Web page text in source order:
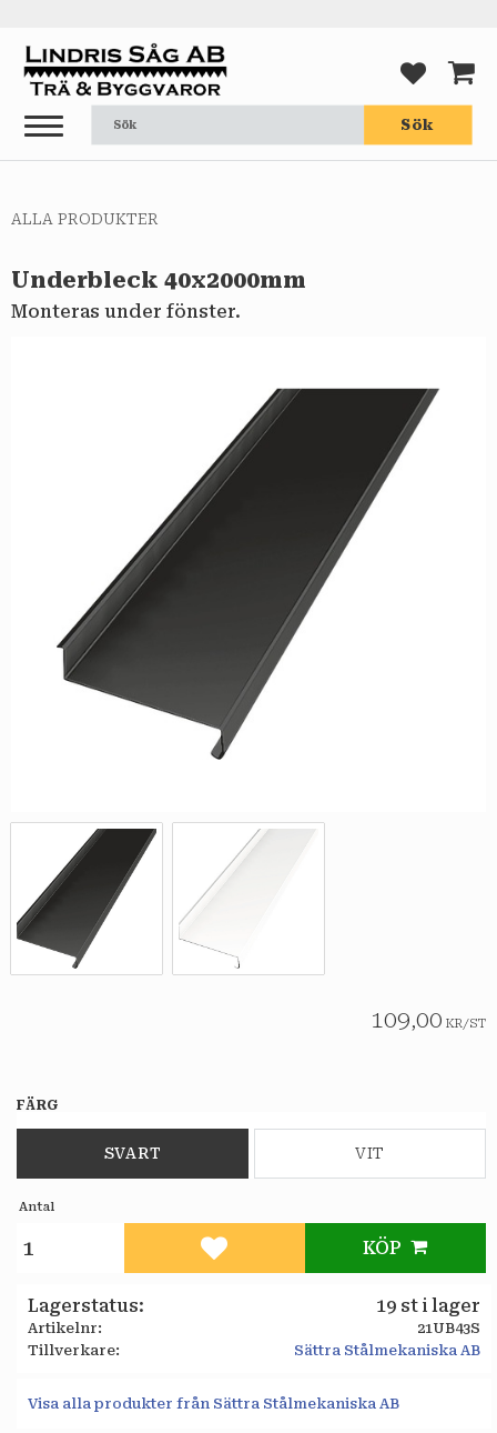
Meny
Sök
ALLA PRODUKTER
Underbleck 40x2000mm
Monteras under fönster.
109,00 KR/ST
FÄRG
SVART VIT
Antal
KÖP
Lägg till i favoriter
Lagerstatus 19 st i lager
Artikelnr
21UB43S
Tillverkare
Sättra Stålmekaniska AB
Visa alla produkter från Sättra Stålmekaniska AB